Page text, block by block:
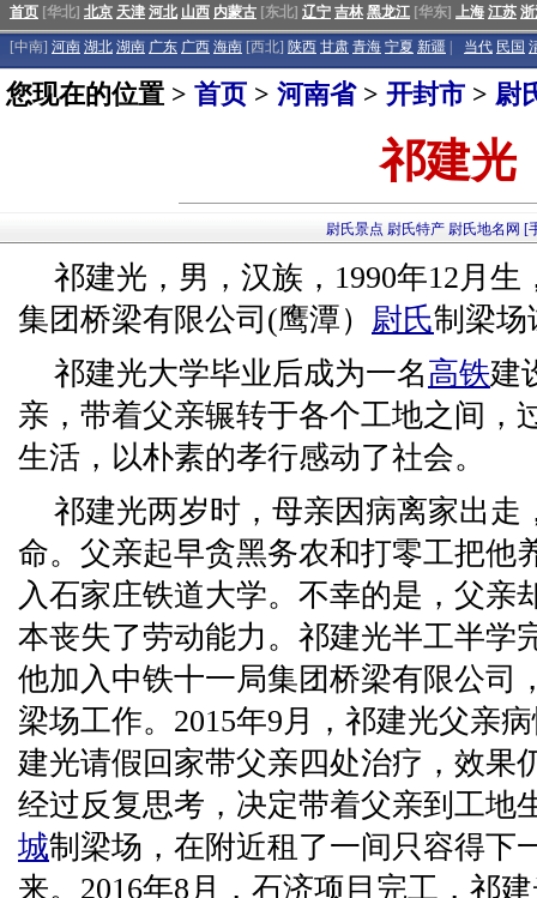
首页 [华北] 北京 天津 河北 山西 内蒙古 [东北] 辽宁 吉林 黑龙江 [华东] 上海 江苏
[中南] 河南 湖北 湖南 广东 广西 海南 [西北] 陕西 甘肃 青海 宁夏 新疆 当代 民国
您现在的位置 > 首页 > 河南省> 开封市 > 尉
祁建光
尉氏景点 尉氏特产 尉氏地名网 [
祁建光，男，汉族，1990年12月
集团桥梁有限公司(鹰潭） 尉氏制梁场
祁建光大学毕业后成为一名高铁建
亲，带着父亲辗转于各个工地之间，
生活，以朴素的孝行感动了社会。
祁建光两岁时，母亲因病离家出走
命。父亲起早贪黑务农和打零工把他
入石家庄铁道大学。不幸的是，父亲
本丧失了劳动能力。祁建光半工半学
他加入中铁十一局集团桥梁有限公司
梁场工作。2015年9月，祁建光父亲
建光请假回家带父亲四处治疗，效果
经过反复思考，决定带着父亲到工地
城制梁场，在附近租了一间只容得下
来。2016年8月，石济项目完工，祁